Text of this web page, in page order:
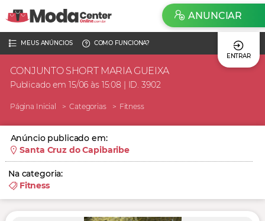
MEUS ANÚNCIOS
COMO FUNCIONA?
ENTRAR
ANUNCIAR
CONJUNTO SHORT MARIA GUEIXA
Publicado em 15/06 às 15:08 | ID. 3902
Página Inicial Categorias Fitness
Anúncio publicado em:
Santa Cruz do Capibaribe
Na categoria:
Fitness